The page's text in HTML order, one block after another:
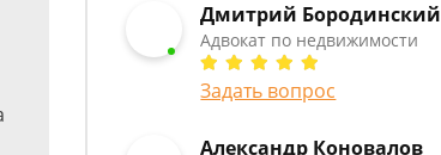
Дмитрий Бородинский
Адвокат по недвижимости
Задать вопрос
Александр Коновалов